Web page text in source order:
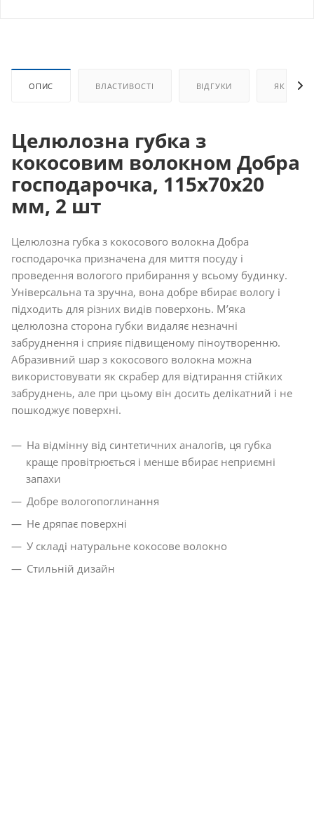
ОПИС ВЛАСТИВОСТІ ВІДГУКИ ЯК
Целюлозна губка з
кокосовим волокном Добра
господарочка, 115х70х20
мм, 2 шт
Целюлозна губка з кокосового волокна Добра
господарочка призначена для миття посуду і
проведення вологого прибирання у всьому будинку.
Універсальна та зручна, вона добре вбирає вологу і
підходить для різних видів поверхонь. М’яка
целюлозна сторона губки видаляє незначні
забруднення і сприяє підвищеному піноутворенню.
Абразивний шар з кокосового волокна можна
використовувати як скрабер для відтирання стійких
забруднень, але при цьому він досить делікатний і не
пошкоджує поверхні.
На відмінну від синтетичних аналогів, ця губка
краще провітрюється і менше вбирає неприємні
запахи
Добре вологопоглинання
Не дряпає поверхні
У складі натуральне кокосове волокно
Стильній дизайн